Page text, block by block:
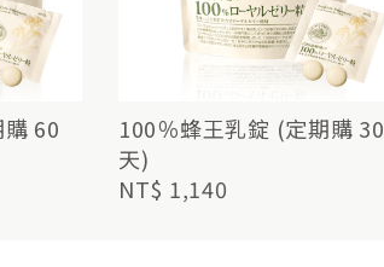
60
100％蜂王乳錠 (定期購 30
天)
NT$ 1,140